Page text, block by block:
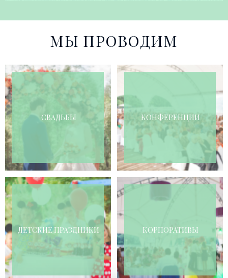
МЫ ПРОВОДИМ
СВАДЬБЫ КОНФЕРЕНЦИИ
ДЕТСКИЕ ПРАЗДНИКИ КОРПОРАТИВЫ